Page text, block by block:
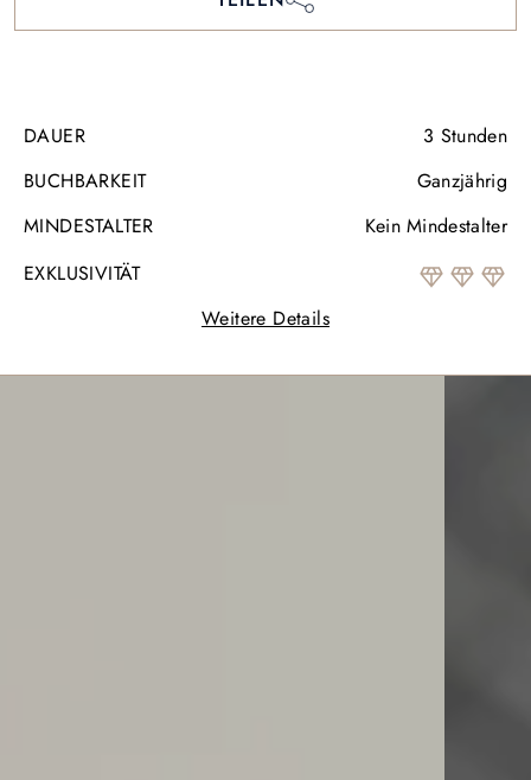
DAUER
3 Stunden
BUCHBARKEIT
Ganzjährig
MINDESTALTER
Kein Mindestalter
EXKLUSIVITÄT
Weitere Details